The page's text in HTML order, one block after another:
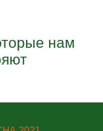
нам